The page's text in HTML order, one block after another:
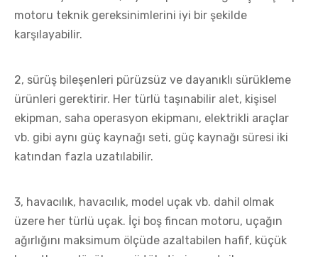
motoru teknik gereksinimlerini iyi bir şekilde
karşılayabilir.
2, sürüş bileşenleri pürüzsüz ve dayanıklı sürükleme
ürünleri gerektirir. Her türlü taşınabilir alet, kişisel
ekipman, saha operasyon ekipmanı, elektrikli araçlar
vb. gibi aynı güç kaynağı seti, güç kaynağı süresi iki
katından fazla uzatılabilir.
3, havacılık, havacılık, model uçak vb. dahil olmak
üzere her türlü uçak. İçi boş fincan motoru, uçağın
ağırlığını maksimum ölçüde azaltabilen hafif, küçük